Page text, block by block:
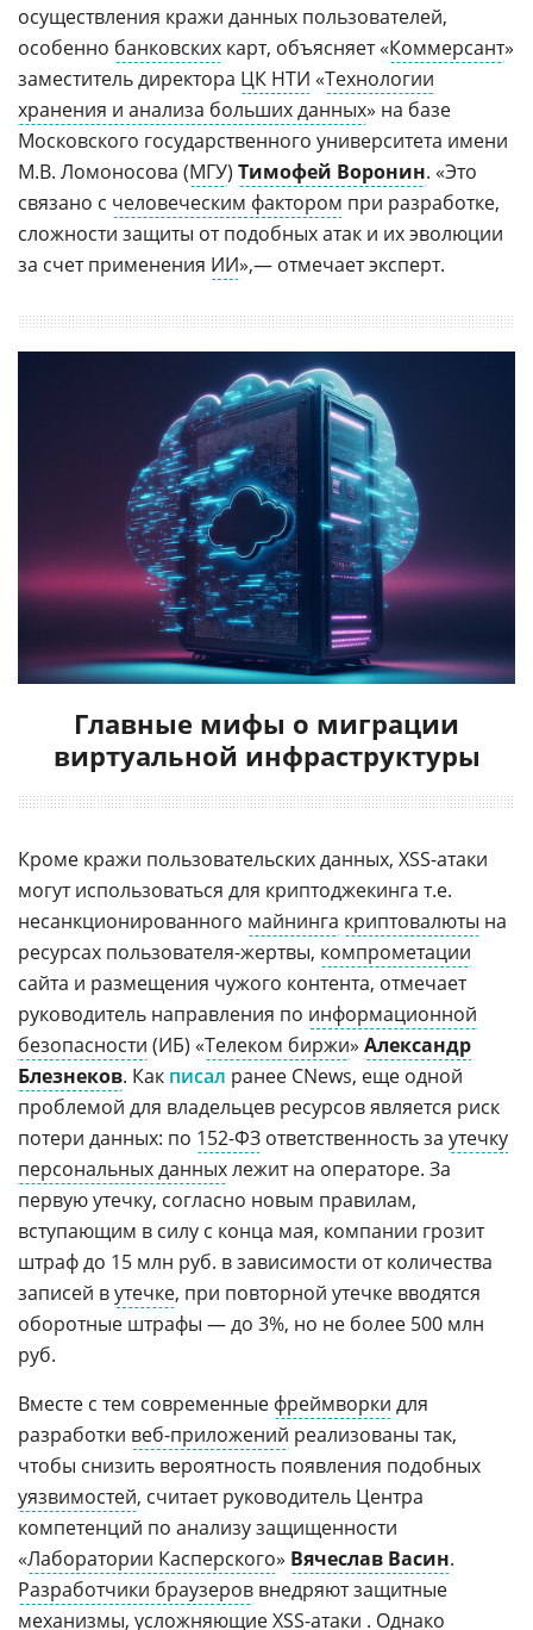
осуществления кражи данных пользователей,
особенно банковских карт, объясняет «Коммерсант»
заместитель директора ЦК НТИ «Технологии
хранения и анализа больших данных» на базе
Московского государственного университета имени
М.В. Ломоносова (МГУ) Тимофей Воронин. «Это
связано с человеческим фактором при разработке,
сложности защиты от подобных атак и их эволюции
за счет применения ИИ»,— отмечает эксперт.
Главные мифы о миграции
виртуальной инфраструктуры
Кроме кражи пользовательских данных, XSS-атаки
могут использоваться для криптоджекинга т.е.
несанкционированного майнинга криптовалюты на
ресурсах пользователя-жертвы, компрометации
сайта и размещения чужого контента, отмечает
руководитель направления по информационной
безопасности (ИБ) «Телеком биржи» Александр
Блезнеков. Как писал ранее CNews, еще одной
проблемой для владельцев ресурсов является риск
потери данных: по 152-ФЗ ответственность за утечку
персональных данныхлежит на операторе. За
первую утечку, согласно новым правилам,
вступающим в силу с конца мая, компании грозит
штраф до 15 млн руб. в зависимости от количества
записей вутечке, при повторной утечке вводятся
оборотные штрафы — до 3%, но не более 500 млн
руб.
Вместе с тем современные фреймворки для
разработки веб-приложений реализованы так,
чтобы снизить вероятность появления подобных
уязвимостей, считает руководитель Центра
компетенций по анализу защищенности
«Лаборатории Касперского» Вячеслав Васин.
Разработчики браузеров внедряют защитные
механизмы, усложняющиеXSS-атаки . Однако